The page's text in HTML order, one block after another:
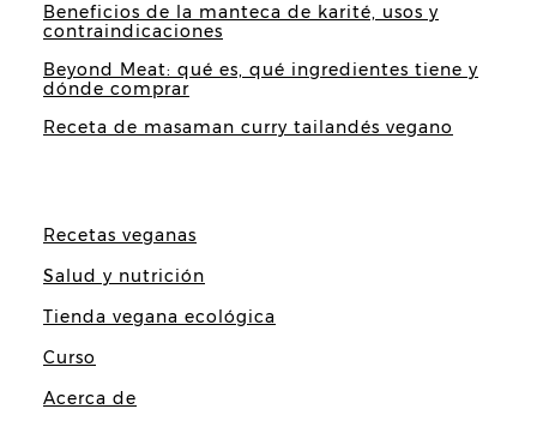
Beneficios de la manteca de karité, usos y
contraindicaciones
Beyond Meat: qué es, qué ingredientes tiene y
dónde comprar
Receta de masaman curry tailandés vegano
Recetas veganas
Salud y nutrición
Tienda vegana ecológica
Curso
Acerca de